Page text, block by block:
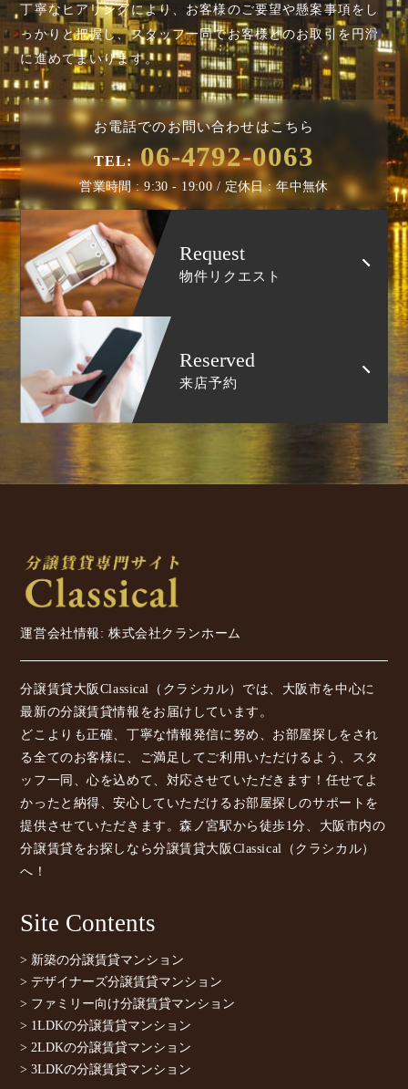
丁寧なヒアリングにより、お客様のご要望や懸案事項を し
っかりと把握し、スタッフ一同でお客様とのお取引を円滑
に進めてまいります。
お電話でのお問い合わせはこちら
TEL: 06-4792-0063
営業時間 : 9:30 - 19:00 / 定休日 : 年中無休
Request
物件リクエスト
Reserved
来店予約
運営会社情報: 株式会社クランホーム
分譲賃貸大阪Classical（クラシカル）では、大阪市を中心に
最新の分譲賃貸情報をお届けしています。
どこよりも正確、丁寧な情報発信に努め、お部屋探しをされ
る全てのお客様に、ご満足してご利用いただけるよう、スタ
ッフ一同、心を込めて、対応させていただきます！任せてよ
かったと納得、安心していただけるお部屋探しのサポートを
提供させていただきます。森ノ宮駅から徒歩1分、大阪市内の
分譲賃貸をお探しなら分譲賃貸大阪Classical（クラシカル）
へ！
Site Contents
> 新築の分譲賃貸マンション
> デザイナーズ分譲賃貸マンション
> ファミリー向け分譲賃貸マンション
> 1LDKの分譲賃貸マンション
> 2LDKの分譲賃貸マンション
> 3LDKの分譲賃貸マンション